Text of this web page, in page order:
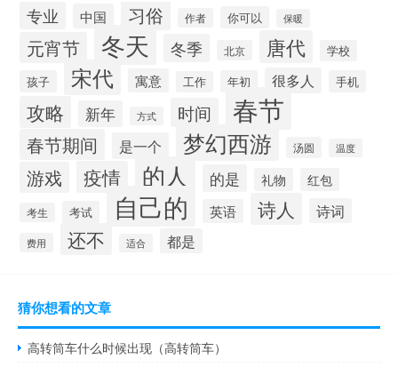
专业 中国 习俗 作者 你可以 保暖
元宵节 冬天 冬季 北京 唐代 学校
孩子 宋代 寓意 工作 年初 很多人 手机
攻略 新年 方式 时间 春节
春节期间 是一个 梦幻西游 汤圆 温度
游戏 疫情 的人 的是 礼物 红包
考生 考试 自己的 英语 诗人 诗词
费用 还不 适合 都是
猜你想看的文章
高转筒车什么时候出现（高转筒车）